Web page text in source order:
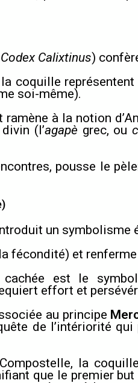
Codex Calixtinus)
coquille
soi-même).
ramène à la notion
(l’agapè grec, ou
pousse le
un symbolisme
fécondité) et
est le
effort et
au principe
de l’intériorité
la
que le premier